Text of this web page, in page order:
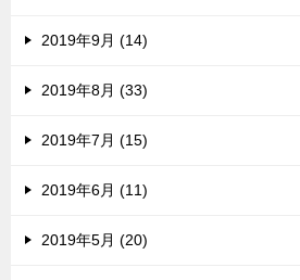
2019年9月 (14)
2019年8月 (33)
2019年7月 (15)
2019年6月 (11)
2019年5月 (20)